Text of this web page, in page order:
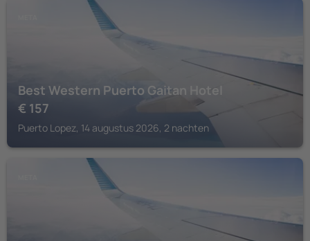
Best Western Puerto Gaitan Hotel
€ 157
Puerto Lopez, 14 augustus 2026, 2 nachten